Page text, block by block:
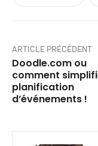
ARTICLE PRÉCÉDENT
Doodle.com ou
comment
planification
d’événements !